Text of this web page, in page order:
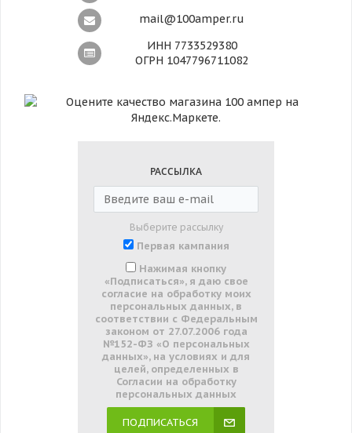
mail@100amper.ru
ИНН 7733529380
ОГРН 1047796711082
РАССЫЛКА
Выберите рассылку
Первая кампания
Нажимая кнопку
«Подписаться», я даю свое
согласие на обработку моих
персональных данных, в
соответствии с Федеральным
законом от 27.07.2006 года
№152-ФЗ «О персональных
данных», на условиях и для
целей, определенных в
Согласии на обработку
персональных данных
ПОДПИСАТЬСЯ